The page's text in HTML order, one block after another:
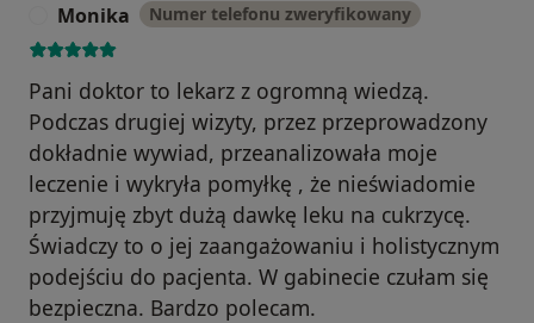
Monika Numer telefonu zweryfikowany
Pani doktor to lekarz z ogromną wiedzą.
Podczas drugiej wizyty, przez przeprowadzony
dokładnie wywiad, przeanalizowała moje
leczenie i wykryła pomyłkę , że nieświadomie
przyjmuję zbyt dużą dawkę leku na cukrzycę.
Świadczy to o jej zaangażowaniu i holistycznym
podejściu do pacjenta. W gabinecie czułam się
bezpieczna. Bardzo polecam.